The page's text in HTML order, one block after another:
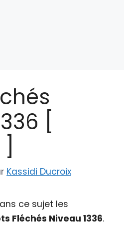
[
Kassidi Ducroix
ce sujet les
Fléchés Niveau 1336.